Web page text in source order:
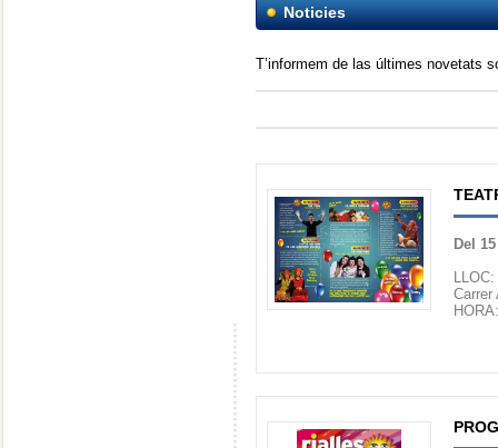
Noticies
T’informem de las últimes novetats
Del
Carrer